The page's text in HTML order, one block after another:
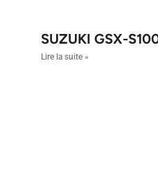
SUZUKI GSX-
Lire la suite »